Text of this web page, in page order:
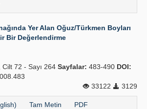
Yer Alan Oğuz/Türkmen Boyları
Bir Değerlendirme
72 - Sayı 264 Sayfalar: 483-490 DOI:
33122
3129
Tam Metin PDF